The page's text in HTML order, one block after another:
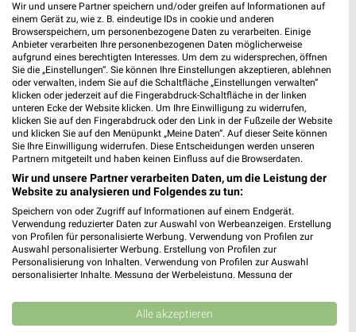
7,5 km
Dieter Knoll
Gültig bis Fr. 14.08.
Wohnen Spezial
Gültig bis Fr. 14.08.
Kaufland REWE
Wir und unsere Partner speichern und/oder greifen auf Informationen auf
einem Gerät zu, wie z. B. eindeutige IDs in cookie und anderen
Browserspeichern, um personenbezogene Daten zu verarbeiten. Einige
Anbieter verarbeiten Ihre personenbezogenen Daten möglicherweise
aufgrund eines berechtigten Interesses. Um dem zu widersprechen, öffnen
Sie die „Einstellungen“. Sie können Ihre Einstellungen akzeptieren, ablehnen
oder verwalten, indem Sie auf die Schaltfläche „Einstellungen verwalten“
klicken oder jederzeit auf die Fingerabdruck-Schaltfläche in der linken
unteren Ecke der Website klicken. Um Ihre Einwilligung zu widerrufen,
klicken Sie auf den Fingerabdruck oder den Link in der Fußzeile der Website
und klicken Sie auf den Menüpunkt „Meine Daten“. Auf dieser Seite können
Sie Ihre Einwilligung widerrufen. Diese Entscheidungen werden unseren
Partnern mitgeteilt und haben keinen Einfluss auf die Browserdaten.
Wir und unsere Partner verarbeiten Daten, um die Leistung der
Website zu analysieren und Folgendes zu tun:
Speichern von oder Zugriff auf Informationen auf einem Endgerät.
Verwendung reduzierter Daten zur Auswahl von Werbeanzeigen. Erstellung
von Profilen für personalisierte Werbung. Verwendung von Profilen zur
Auswahl personalisierter Werbung. Erstellung von Profilen zur
Personalisierung von Inhalten. Verwendung von Profilen zur Auswahl
personalisierter Inhalte. Messung der Werbeleistung. Messung der
Kombinationen von Daten aus verschiedenen Quellen. Entwicklung und
Verbesserung der Angebote. Verwendung reduzierter Daten zur Auswahl
von Inhalten.
Alle akzeptieren